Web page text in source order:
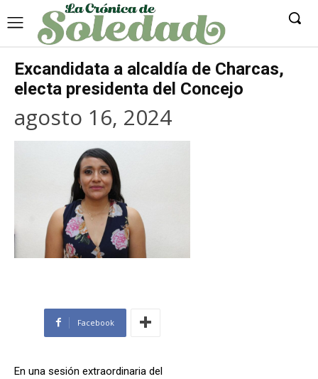
Excandidata a alcaldía de Charcas,
electa presidenta del Concejo
agosto 16, 2024
Facebook
En una sesión extraordinaria del